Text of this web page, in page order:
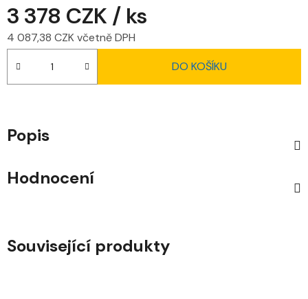
3 378 CZK / ks
4 087,38 CZK včetně DPH
DO KOŠÍKU
Popis
Hodnocení
Související produkty